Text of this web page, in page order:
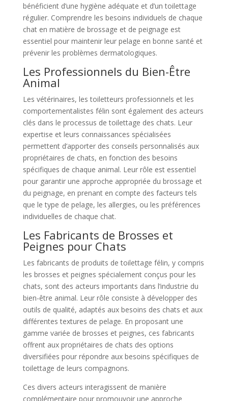
bénéficient d’une hygiène adéquate et d’un toilettage
régulier. Comprendre les besoins individuels de chaque
chat en matière de brossage et de peignage est
essentiel pour maintenir leur pelage en bonne santé et
prévenir les problèmes dermatologiques.
Les Professionnels du Bien-Être
Animal
Les vétérinaires, les toiletteurs professionnels et les
comportementalistes félin sont également des acteurs
clés dans le processus de toilettage des chats. Leur
expertise et leurs connaissances spécialisées
permettent d’apporter des conseils personnalisés aux
propriétaires de chats, en fonction des besoins
spécifiques de chaque animal. Leur rôle est essentiel
pour garantir une approche appropriée du brossage et
du peignage, en prenant en compte des facteurs tels
que le type de pelage, les allergies, ou les préférences
individuelles de chaque chat.
Les Fabricants de Brosses et
Peignes pour Chats
Les fabricants de produits de toilettage félin, y compris
les brosses et peignes spécialement conçus pour les
chats, sont des acteurs importants dans l’industrie du
bien-être animal. Leur rôle consiste à développer des
outils de qualité, adaptés aux besoins des chats et aux
différentes textures de pelage. En proposant une
gamme variée de brosses et peignes, ces fabricants
offrent aux propriétaires de chats des options
diversifiées pour répondre aux besoins spécifiques de
toilettage de leurs compagnons.
Ces divers acteurs interagissent de manière
complémentaire pour promouvoir une approche